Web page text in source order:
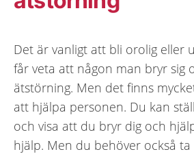
Det är vanligt att bli orolig eller
får veta att någon man bryr sig
ätstörning. Men det finns
att hjälpa personen. Du kan
och visa att du bryr dig och
hjälp. Men du behöver också